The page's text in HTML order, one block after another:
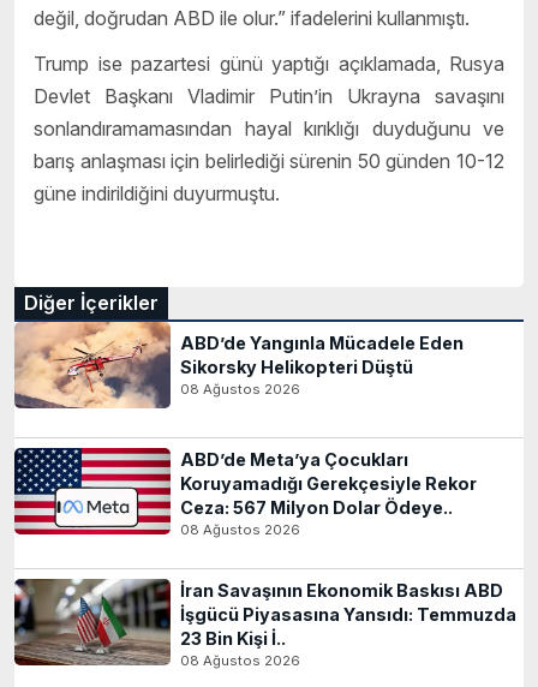
değil, doğrudan ABD ile olur.” ifadelerini kullanmıştı.
Trump ise pazartesi günü yaptığı açıklamada, Rusya
Devlet Başkanı Vladimir Putin’in Ukrayna savaşını
sonlandıramamasından hayal kırıklığı duyduğunu ve
barış anlaşması için belirlediği sürenin 50 günden 10-12
güne indirildiğini duyurmuştu.
Diğer İçerikler
ABD’de Yangınla Mücadele Eden
Sikorsky Helikopteri Düştü
08 Ağustos 2026
ABD’de Meta’ya Çocukları
Koruyamadığı Gerekçesiyle Rekor
Ceza: 567 Milyon Dolar Ödeye..
08 Ağustos 2026
İran Savaşının Ekonomik Baskısı ABD
İşgücü Piyasasına Yansıdı: Temmuzda
23 Bin Kişi İ..
08 Ağustos 2026